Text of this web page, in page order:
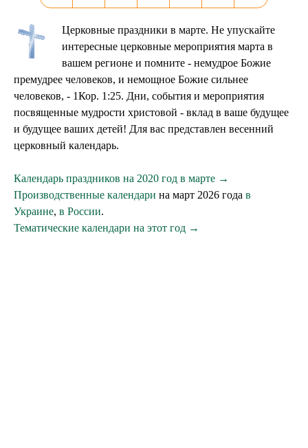
Церковные праздники в марте. Не упускайте
интересные церковные мероприятия марта в
вашем регионе и помните - немудрое Божие
премудрее человеков, и немощное Божие сильнее
человеков, - 1Кор. 1:25. Дни, события и мероприятия
посвященные мудрости христовой - вклад в ваше будущее
и будущее ваших детей! Для вас представлен весенний
церковный календарь.
Календарь праздников на 2020 год в марте →
Производственные календари на март 2026 года в
Украине, в России.
Тематические календари на этот год →